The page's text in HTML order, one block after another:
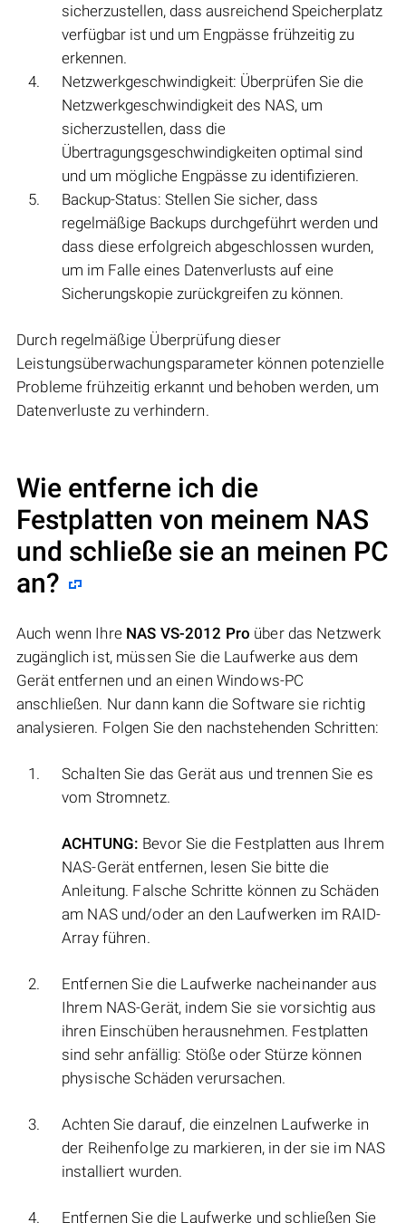
sicherzustellen, dass ausreichend Speicherplatz
verfügbar ist und um Engpässe frühzeitig zu
erkennen.
Netzwerkgeschwindigkeit: Überprüfen Sie die
Netzwerkgeschwindigkeit des NAS, um
sicherzustellen, dass die
Übertragungsgeschwindigkeiten optimal sind
und um mögliche Engpässe zu identifizieren.
Backup-Status: Stellen Sie sicher, dass
regelmäßige Backups durchgeführt werden und
dass diese erfolgreich abgeschlossen wurden,
um im Falle eines Datenverlusts auf eine
Sicherungskopie zurückgreifen zu können.
Durch regelmäßige Überprüfung dieser
Leistungsüberwachungsparameter können potenzielle
Probleme frühzeitig erkannt und behoben werden, um
Datenverluste zu verhindern.
Wie entferne ich die
Festplatten von meinem NAS
und schließe sie an meinen PC
an?
Auch wenn Ihre NAS VS-2012 Pro über das Netzwerk
zugänglich ist, müssen Sie die Laufwerke aus dem
Gerät entfernen und an einen Windows-PC
anschließen. Nur dann kann die Software sie richtig
analysieren. Folgen Sie den nachstehenden Schritten:
Schalten Sie das Gerät aus und trennen Sie es
vom Stromnetz.
ACHTUNG: Bevor Sie die Festplatten aus Ihrem
NAS-Gerät entfernen, lesen Sie bitte die
Anleitung. Falsche Schritte können zu Schäden
am NAS und/oder an den Laufwerken im RAID-
Array führen.
Entfernen Sie die Laufwerke nacheinander aus
Ihrem NAS-Gerät, indem Sie sie vorsichtig aus
ihren Einschüben herausnehmen. Festplatten
sind sehr anfällig: Stöße oder Stürze können
physische Schäden verursachen.
Achten Sie darauf, die einzelnen Laufwerke in
der Reihenfolge zu markieren, in der sie im NAS
installiert wurden.
Entfernen Sie die Laufwerke und schließen Sie